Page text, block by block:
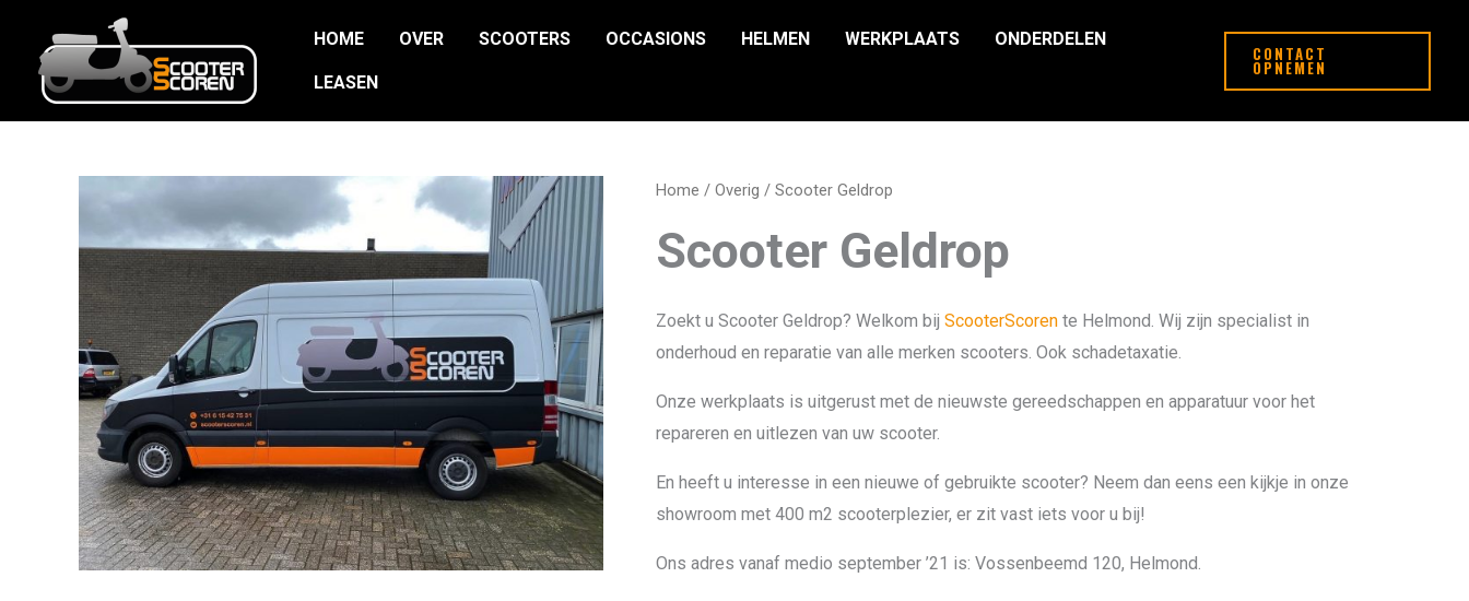
HOME OVER SCOOTERS OCCASIONS HELMEN WERKPLAATS ONDERDELEN
LEASEN
CONTACT
OPNEMEN
Home / Overig / Scooter Geldrop
Scooter Geldrop
Zoekt u Scooter Geldrop? Welkom bij ScooterScoren te Helmond. Wij zijn specialist in
onderhoud en reparatie van alle merken scooters. Ook schadetaxatie.
Onze werkplaats is uitgerust met de nieuwste gereedschappen en apparatuur voor het
repareren en uitlezen van uw scooter.
En heeft u interesse in een nieuwe of gebruikte scooter? Neem dan eens een kijkje in onze
showroom met 400 m2 scooterplezier, er zit vast iets voor u bij!
Ons adres vanaf medio september ’21 is: Vossenbeemd 120, Helmond.